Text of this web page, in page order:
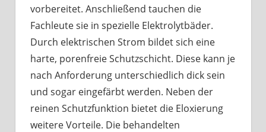
vorbereitet. Anschließend tauchen die
Fachleute sie in spezielle Elektrolytbäder.
Durch elektrischen Strom bildet sich eine
harte, porenfreie Schutzschicht. Diese kann je
nach Anforderung unterschiedlich dick sein
und sogar eingefärbt werden. Neben der
reinen Schutzfunktion bietet die Eloxierung
weitere Vorteile. Die behandelten